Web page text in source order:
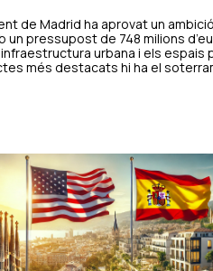
de Madrid ha aprovat un
un pressupost de 748 milions
urbana i els espais
més destacats hi ha el